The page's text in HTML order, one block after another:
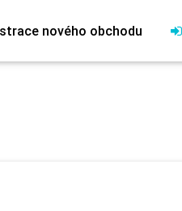
nového obchodu